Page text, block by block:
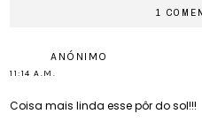
1
ANÓNIMO
11:14 A.M.
Coisa mais linda esse pôr do sol!!!